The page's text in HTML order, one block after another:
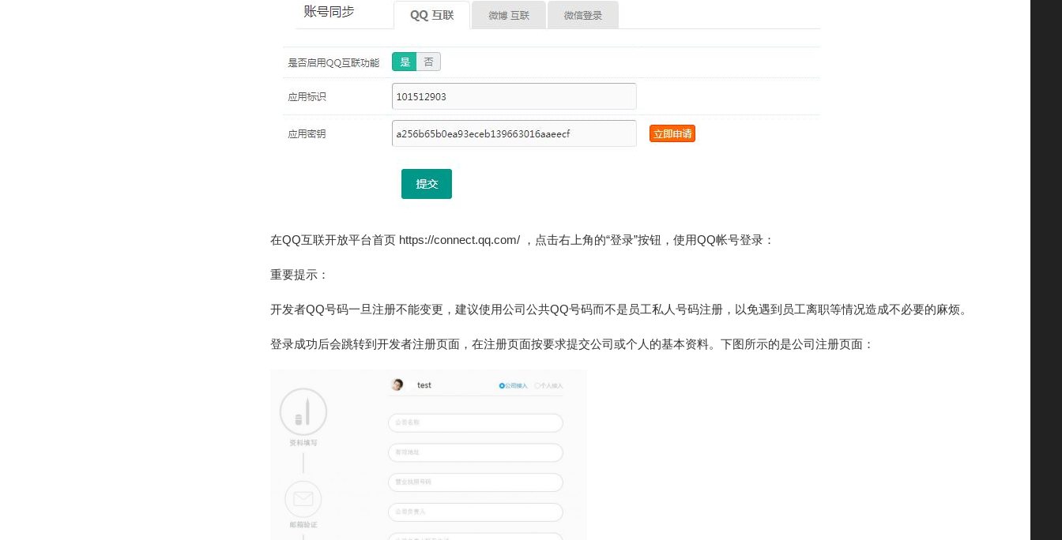
在QQ互联开放平台首页 https://connect.qq.com/ ，点击右上角的“登录”按钮，使用QQ帐号登录：
重要提示：
开发者QQ号码一旦注册不能变更，建议使用公司公共QQ号码而不是员工私人号码注册，以免遇到员工离职等情况造成不必要的麻烦。
登录成功后会跳转到开发者注册页面，在注册页面按要求提交公司或个人的基本资料。下图所示的是公司注册页面：